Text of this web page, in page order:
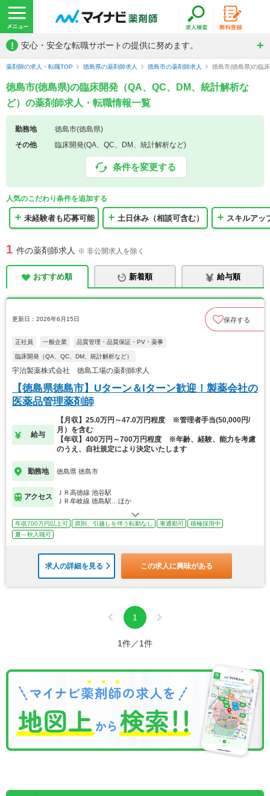
! 安心・安全な転職サポートの提供に努めます。
薬剤師の求人・転職TOP 徳島県の薬剤師求人 徳島市の薬剤師求人 徳島市(徳島県)の臨
徳島市(徳島県)の臨床開発（QA、QC、DM、統計解析な
ど）の薬剤師求人・転職情報一覧
勤務地
徳島市(徳島県)
その他
臨床開発(QA、QC、DM、統計解析など)
条件を変更する
人気のこだわり条件を追加する
未経験者も応募可能 土日休み（相談可含む） スキルアッ
1 件の薬剤師求人 ※ 非公開求人を除く
おすすめ順 新着順 給与順
更新日：2026年6月15日 保存する
正社員 一般企業 品質管理・品質保証・PV・薬事
臨床開発（QA、QC、DM、統計解析など）
宇治製薬株式会社 徳島工場の薬剤師求人
【徳島県徳島市】Uターン＆Iターン歓迎！製薬会社の
医薬品管理薬剤師
給与
【月収】25.0万円～47.0万円程度 ※管理者手当(50,000円/
月）を含む
【年収】400万円～700万円程度 ※年齢、経験、能力を考慮
のうえ、自社規定により決定いたします
勤務地 徳島県 徳島市
アクセス
ＪＲ高徳線 池谷駅
ＪＲ牟岐線 徳島駅…ほか
年収700万円以上可 原則、引越しを伴う転勤なし 車通勤可
積極採用中
夏～秋入職可
求人の詳細を見る この求人に興味がある
1
1件／1件